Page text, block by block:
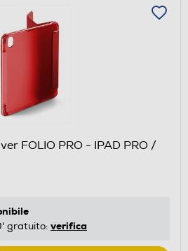
FOLIO PRO - IPAD PRO /
gratuito: verifica